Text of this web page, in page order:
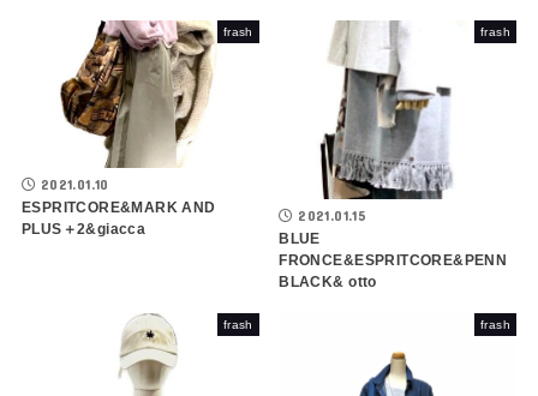
frash
2021.01.10
ESPRITCORE&MARK AND
PLUS＋2&giacca
frash
2021.01.15
BLUE
FRONCE&ESPRITCORE&PENN
BLACK& otto
frash frash